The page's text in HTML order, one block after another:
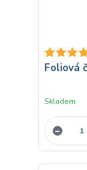
Foliová
Skladem